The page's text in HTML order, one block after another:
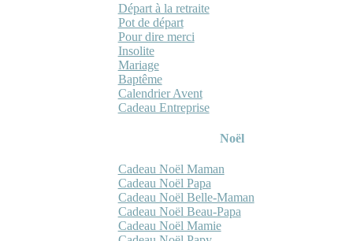
Départ à la retraite
Pot de départ
Pour dire merci
Insolite
Mariage
Baptême
Calendrier Avent
Cadeau Entreprise
Noël
Cadeau Noël Maman
Cadeau Noël Papa
Cadeau Noël Belle-Maman
Cadeau Noël Beau-Papa
Cadeau Noël Mamie